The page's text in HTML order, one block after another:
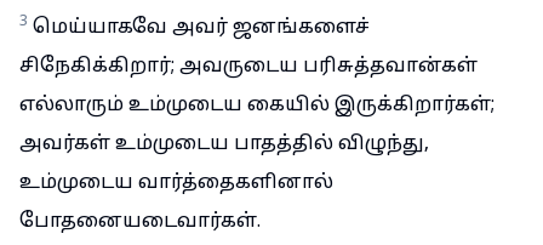
3 மெய்யாகவே அவர் ஜனங்களைச்
சிநேகிக்கிறார்; அவருடைய பரிசுத்தவான்கள்
எல்லாரும் உம்முடைய கையில் இருக்கிறார்கள்;
அவர்கள் உம்முடைய பாதத்தில் விழுந்து,
உம்முடைய வார்த்தைகளினால்
போதனையடைவார்கள்.